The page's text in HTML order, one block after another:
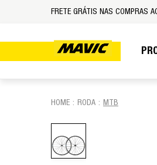
FRETE GRÁTIS NAS COMPRAS
RODA MTB